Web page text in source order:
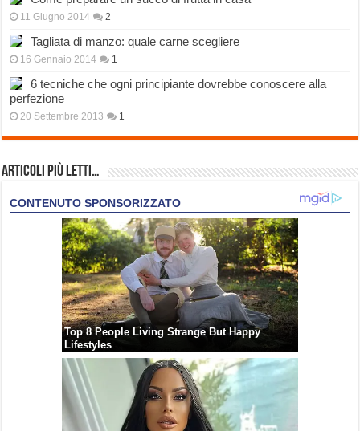
11 Giugno 2014 2
Tagliata di manzo: quale carne scegliere
16 Gennaio 2014 1
6 tecniche che ogni principiante dovrebbe conoscere alla
perfezione
20 Settembre 2013 1
Articoli più Letti…